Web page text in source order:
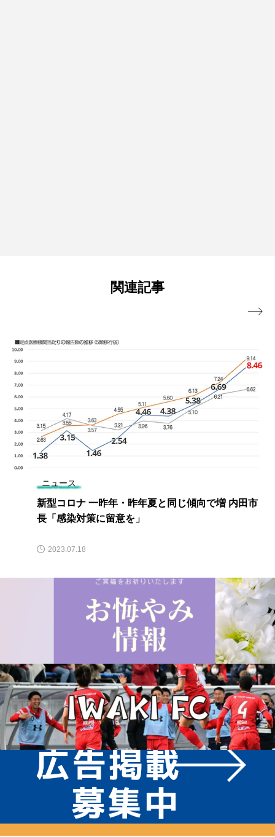
関連記事
ニュース
新型コロナ 一昨年・昨年夏と同じ傾向で増 内田市
長「感染対策に留意を」
2023.07.18
